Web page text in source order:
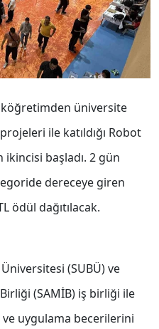
üniversite
ile katıldığı Robot
ikincisi başladı. 2 gün
dereceye giren
ödül dağıtılacak.
(SUBÜ) ve
(SAMİB) iş birliği ile
uygulama becerilerini